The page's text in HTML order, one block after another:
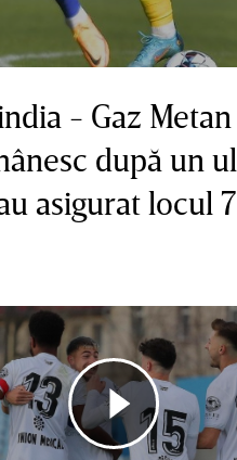
- Gaz
după un
asigurat locul